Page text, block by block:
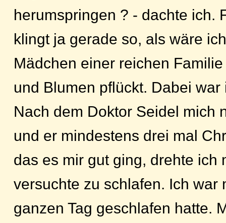
herumspringen ? - dachte ich.
klingt ja gerade so, als wäre
Mädchen einer reichen
und Blumen pflückt. Dabei
Nach dem Doktor Seidel mich
und er mindestens drei mal
das es mir gut ging, drehte ich
versuchte zu schlafen. Ich war
ganzen Tag geschlafen hatte.